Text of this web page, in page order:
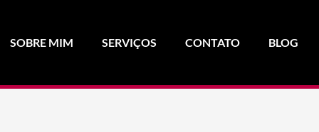
SOBRE MIM SERVIÇOS CONTATO BLOG